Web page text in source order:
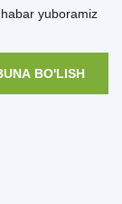
yuboramiz
BO'LISH